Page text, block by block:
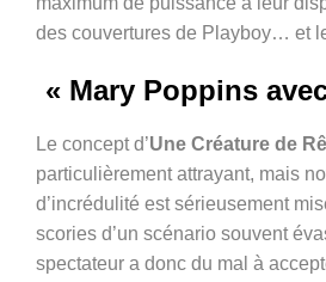
des couvertures de Playboy… et
« Mary Poppins
Le concept d’Une Créature de
particulièrement attrayant, mais
d’incrédulité est sérieusement
scories d’un scénario souvent
spectateur a donc du mal à